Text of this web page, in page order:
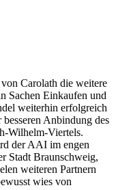
Carolath die weitere
Sachen Einkaufen und
weiterhin erfolgreich
Anbindung des
Wilhelm-Viertels.
der AAI im engen
Stadt Braunschweig,
weiteren Partnern
wies von